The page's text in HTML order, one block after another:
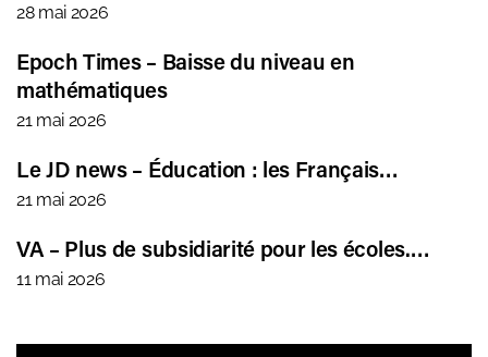
28 mai 2026
Epoch Times – Baisse du niveau en
mathématiques
21 mai 2026
Le JD news – Éducation : les Français…
21 mai 2026
VA – Plus de subsidiarité pour les écoles.…
11 mai 2026